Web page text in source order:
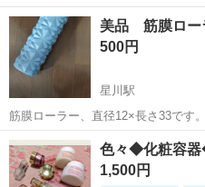
トリートメント 145g 未使用
三重 桑名市 ヘアケア
美品 筋膜ロー
500円
星川駅
筋膜ローラー、直径12×長さ33です
す。 ファミリーマート桑名市桑部
三重 桑名市 星川駅 ダイ
色々◆化粧容
1,500円